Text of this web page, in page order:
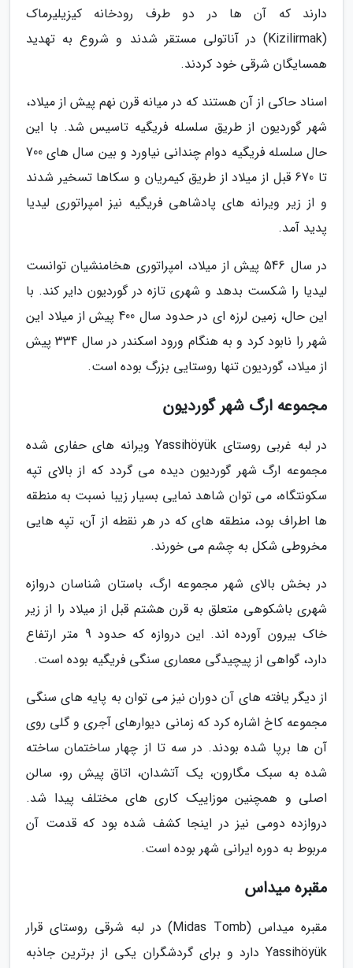
دارند که آن ها در دو طرف رودخانه کیزیلیرماک
(Kizilirmak) در آناتولی مستقر شدند و شروع به تهدید
همسایگان شرقی خود کردند.
اسناد حاکی از آن هستند که در میانه قرن نهم پیش از میلاد،
شهر گوردیون از طریق سلسله فریگیه تاسیس شد. با این
حال سلسله فریگیه دوام چندانی نیاورد و بین سال های 700
تا 670 قبل از میلاد از طریق کیمریان و سکاها تسخیر شدند
و از زیر ویرانه های پادشاهی فریگیه نیز امپراتوری لیدیا
پدید آمد.
در سال 546 پیش از میلاد، امپراتوری هخامنشیان توانست
لیدیا را شکست بدهد و شهری تازه در گوردیون دایر کند. با
این حال، زمین لرزه ای در حدود سال 400 پیش از میلاد این
شهر را نابود کرد و به هنگام ورود اسکندر در سال 334 پیش
از میلاد، گوردیون تنها روستایی بزرگ بوده است.
مجموعه ارگ شهر گوردیون
در لبه غربی روستای Yassihöyük ویرانه های حفاری شده
مجموعه ارگ شهر گوردیون دیده می گردد که از بالای تپه
سکونتگاه، می توان شاهد نمایی بسیار زیبا نسبت به منطقه
ها اطراف بود، منطقه های که در هر نقطه از آن، تپه هایی
مخروطی شکل به چشم می خورند.
در بخش بالای شهر مجموعه ارگ، باستان شناسان دروازه
شهری باشکوهی متعلق به قرن هشتم قبل از میلاد را از زیر
خاک بیرون آورده اند. این دروازه که حدود 9 متر ارتفاع
دارد، گواهی از پیچیدگی معماری سنگی فریگیه بوده است.
از دیگر یافته های آن دوران نیز می توان به پایه های سنگی
مجموعه کاخ اشاره کرد که زمانی دیوارهای آجری و گلی روی
آن ها برپا شده بودند. در سه تا از چهار ساختمان ساخته
شده به سبک مگارون، یک آتشدان، اتاق پیش رو، سالن
اصلی و همچنین موزاییک کاری های مختلف پیدا شد.
دروازده دومی نیز در اینجا کشف شده بود که قدمت آن
مربوط به دوره ایرانی شهر بوده است.
مقبره میداس
مقبره میداس (Midas Tomb) در لبه شرقی روستای قرار
Yassihöyük دارد و برای گردشگران یکی از برترین جاذبه